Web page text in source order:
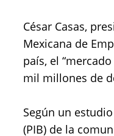
César Casas,
Mexicana de
país, el
mil millones de
Según un
(PIB) de la